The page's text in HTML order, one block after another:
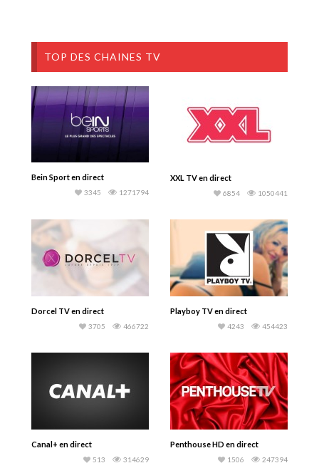
TOP DES CHAINES TV
Bein Sport en direct
1271794
3345
XXL TV en direct
1050441
6854
Dorcel TV en direct
466722
3705
Playboy TV en direct
454423
4243
Canal+ en direct
314629
513
Penthouse HD en direct
247394
1506